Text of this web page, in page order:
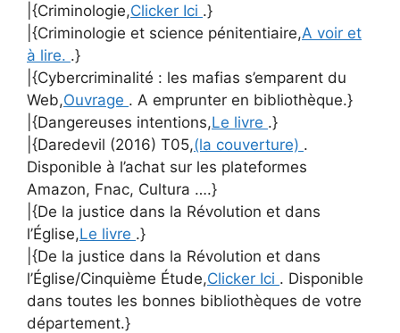
|{Criminologie,Clicker Ici .}
|{Criminologie et science pénitentiaire,A voir et
à lire. .}
|{Cybercriminalité : les mafias s’emparent du
Web,Ouvrage . A emprunter en bibliothèque.}
|{Dangereuses intentions,Le livre .}
|{Daredevil (2016) T05,(la couverture) .
Disponible à l’achat sur les plateformes
Amazon, Fnac, Cultura ….}
|{De la justice dans la Révolution et dans
l’Église,Le livre .}
|{De la justice dans la Révolution et dans
l’Église/Cinquième Étude,Clicker Ici . Disponible
dans toutes les bonnes bibliothèques de votre
département.}